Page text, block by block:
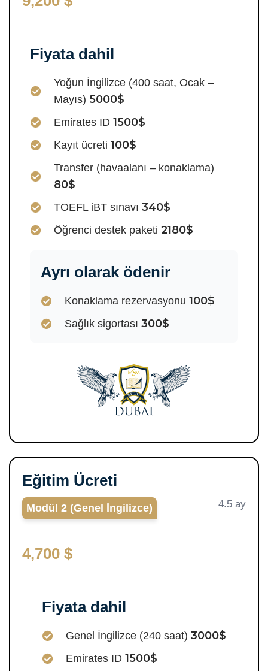
Fiyata dahil
Yoğun İngilizce (400 saat, Ocak –
Mayıs) 5000$
Emirates ID 1500$
Kayıt ücreti 100$
Transfer (havaalanı – konaklama)
80$
TOEFL iBT sınavı 340$
Öğrenci destek paketi 2180$
Ayrı olarak ödenir
Konaklama rezervasyonu 100$
Sağlık sigortası 300$
Eğitim Ücreti
Modül 2 (Genel İngilizce) 4.5 ay
4,700 $
Fiyata dahil
Genel İngilizce (240 saat) 3000$
Emirates ID 1500$